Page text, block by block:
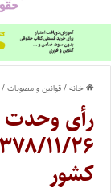
خانه/قوانین و مصوبات/
کشور